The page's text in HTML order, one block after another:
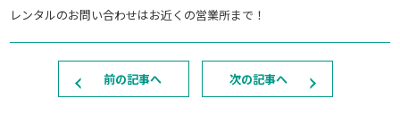
レンタルのお問い合わせはお近くの営業所まで！
前の記事へ 次の記事へ